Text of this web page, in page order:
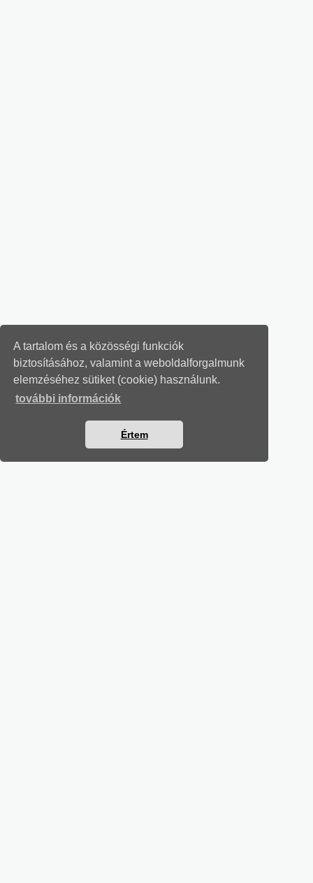
A tartalom és a közösségi funkciók
biztosításához, valamint a weboldalforgalmunk
elemzéséhez sütiket (cookie) használunk.
további információk
Értem